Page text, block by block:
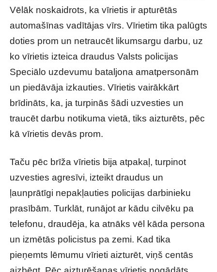
Vēlāk noskaidrots, ka vīrietis ir apturētās
automašīnas vadītājas vīrs. Vīrietim tika palūgts
doties prom un netraucēt likumsargu darbu, uz
ko vīrietis izteica draudus Valsts policijas
Speciālo uzdevumu bataljona amatpersonām
un piedāvāja izkauties. Vīrietis vairākkārt
brīdināts, ka, ja turpinās šādi uzvesties un
traucēt darbu notikuma vietā, tiks aizturēts, pēc
kā vīrietis devās prom.
Taču pēc brīža vīrietis bija atpakaļ, turpinot
uzvesties agresīvi, izteikt draudus un
ļaunprātīgi nepakļauties policijas darbinieku
prasībām. Turklāt, runājot ar kādu cilvēku pa
telefonu, draudēja, ka atnāks vēl kāda persona
un izmētās policistus pa zemi. Kad tika
pieņemts lēmumu vīrieti aizturēt, viņš centās